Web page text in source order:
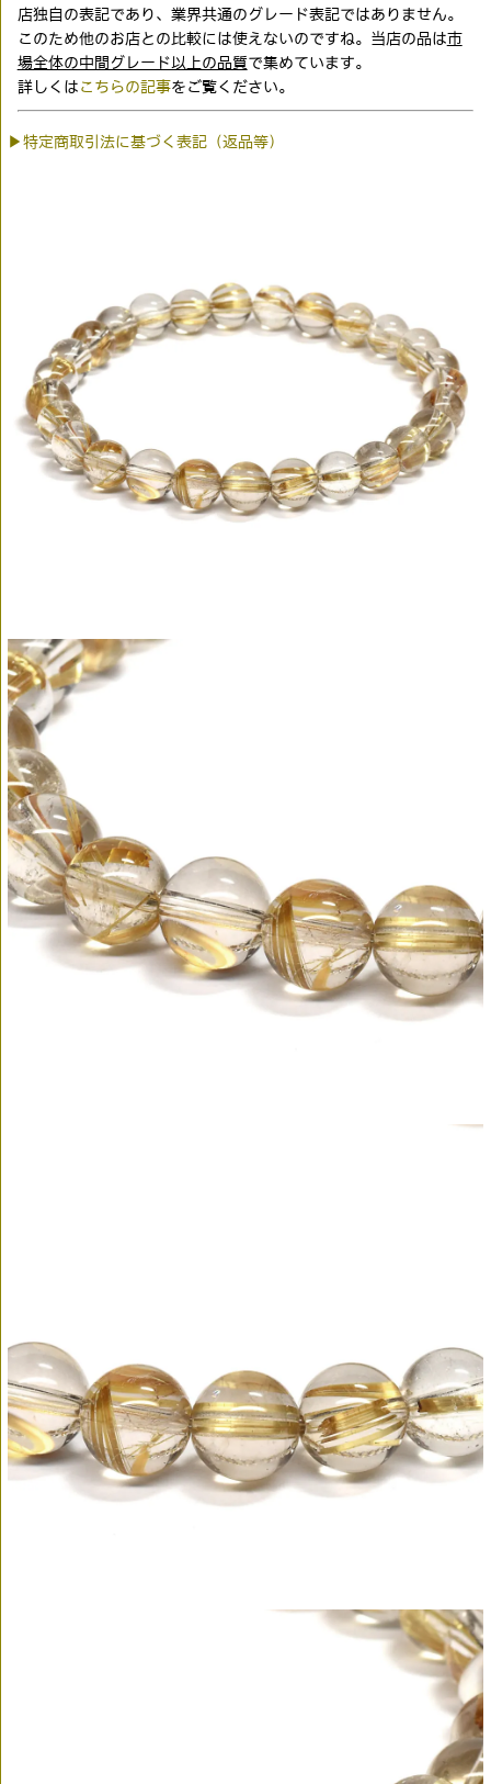
店独自の表記であり、業界共通のグレード表記ではありません。
このため他のお店との比較には使えないのですね。当店の品は市
場全体の中間グレード以上の品質で集めています。
詳しくは こちらの記事をご覧ください。
▶特定商取引法に基づく表記（返品等）